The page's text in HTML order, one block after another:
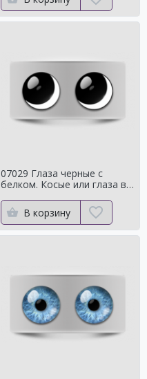
07029 Глаза черные с
белком. Косые или глаза в
В корзину